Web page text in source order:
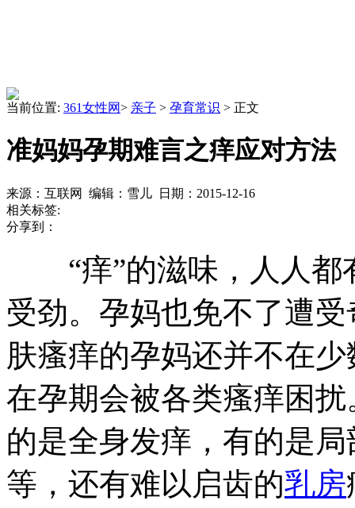
当前位置: 361女性网> 亲子 > 孕育常识 > 正文
准妈妈孕期难言之痒应对方法
来源：互联网 编辑：雪儿 日期：2015-12-16
相关标签:
分享到：
“痒”的滋味，人人都
受劲。孕妈也免不了遭
肤瘙痒的孕妈还并不在
在孕期会被各类瘙痒困
的是全身发痒，有的是
等，还有难以启齿的乳房